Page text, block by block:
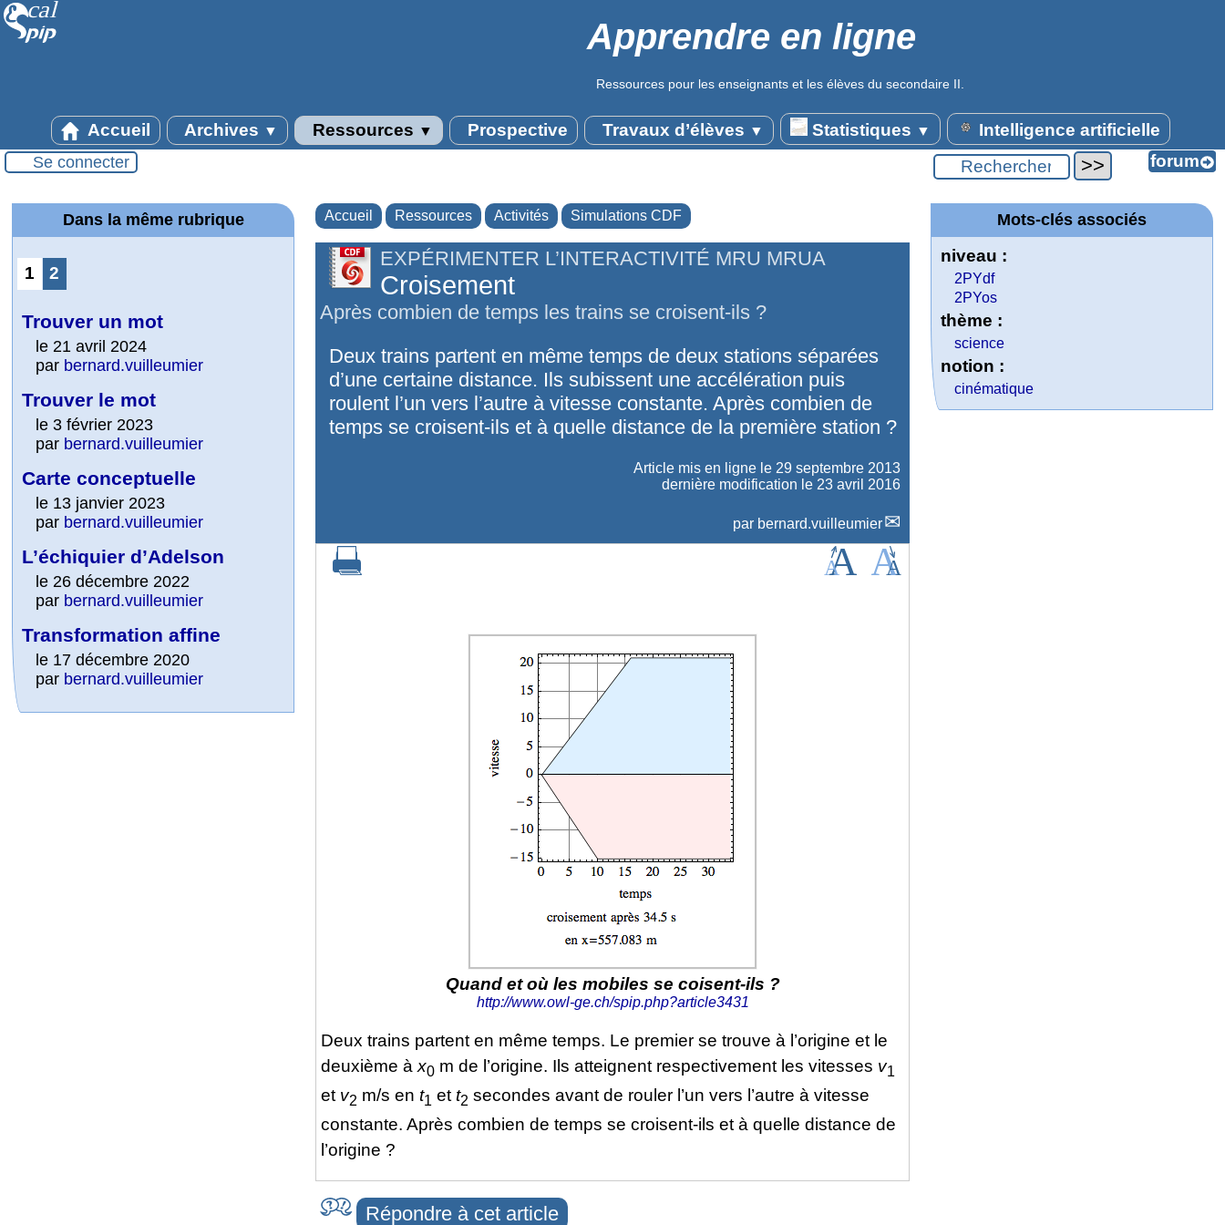
Apprendre en ligne
Ressources pour les enseignants et les élèves du secondaire II.
Accueil Archives ▼ Ressources ▼ Prospective Travaux d’élèves ▼ Statistiques ▼ Intelligence artificielle
Se connecter
Accueil Ressources Activités Simulations CDF
EXPÉRIMENTER L’INTERACTIVITÉ MRU MRUA
Croisement
Après combien de temps les trains se croisent-ils ?
Deux trains partent en même temps de deux stations séparées
d’une certaine distance. Ils subissent une accélération puis
roulent l’un vers l’autre à vitesse constante. Après combien de
temps se croisent-ils et à quelle distance de la première station ?
Article mis en ligne le 29 septembre 2013
dernière modification le 23 avril 2016
par bernard.vuilleumier
Quand et où les mobiles se coisent-ils ?
http://www.owl-ge.ch/spip.php?article3431
Deux trains partent en même temps. Le premier se trouve à l’origine et le
deuxième à x0 m de l’origine. Ils atteignent respectivement les vitesses v1
et v2 m/s en t1 et t2 secondes avant de rouler l’un vers l’autre à vitesse
constante. Après combien de temps se croisent-ils et à quelle distance de
l’origine ?
Répondre à cet article
Dans la même rubrique
1 2
Trouver un mot
le 21 avril 2024
par bernard.vuilleumier
Trouver le mot
le 3 février 2023
par bernard.vuilleumier
Carte conceptuelle
le 13 janvier 2023
par bernard.vuilleumier
L’échiquier d’Adelson
le 26 décembre 2022
par bernard.vuilleumier
Transformation affine
le 17 décembre 2020
par bernard.vuilleumier
Mots-clés associés
niveau :
2PYdf
2PYos
thème :
science
notion :
cinématique